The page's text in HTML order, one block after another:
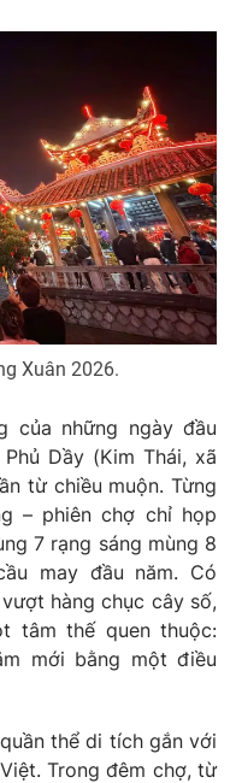
Xuân 2026.
của những ngày đầu
Dầy (Kim Thái, xã
từ chiều muộn. Từng
– phiên chợ chỉ họp
7 rạng sáng mùng 8
may đầu năm. Có
hàng chục cây số,
tâm thế quen thuộc:
mới bằng một điều
thể di tích gắn với
Trong đêm chợ, từ